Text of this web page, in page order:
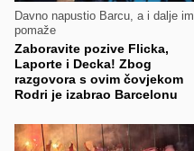
Davno napustio Barcu, a i dalje im
pomaže
Zaboravite pozive Flicka,
Laporte i Decka! Zbog
razgovora s ovim čovjekom
Rodri je izabrao Barcelonu